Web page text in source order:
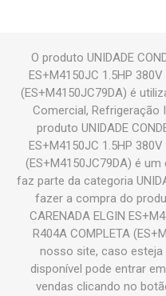
O produto UNIDADE
ES+M4150JC 1.5HP
(ES+M4150JC79DA) é
Comercial, Refrigeração
produto UNIDADE
ES+M4150JC 1.5HP
(ES+M4150JC79DA) é
faz parte da categoria
fazer a compra do
CARENADA ELGIN
R404A COMPLETA
nosso site, caso esteja
disponível pode entrar
vendas clicando no